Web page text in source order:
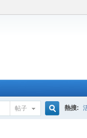
帖子 熱搜: